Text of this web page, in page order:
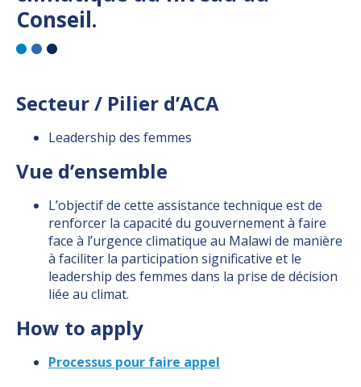
Conseil.
Secteur / Pilier d’ACA
Leadership des femmes
Vue d’ensemble
L’objectif de cette assistance technique est de
renforcer la capacité du gouvernement à faire
face à l’urgence climatique au Malawi de manière
à faciliter la participation significative et le
leadership des femmes dans la prise de décision
liée au climat.
How to apply
Processus pour faire appel